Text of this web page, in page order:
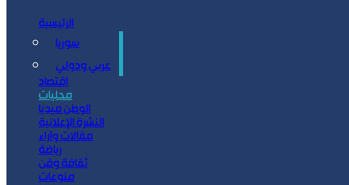
الرئيسية
سوريا
عربي ودولي
اقتصاد
محليات
الوطن ميديا
النشرة الإعلانية
مقالات وآراء
رياضة
ثقافة وفن
منوعات